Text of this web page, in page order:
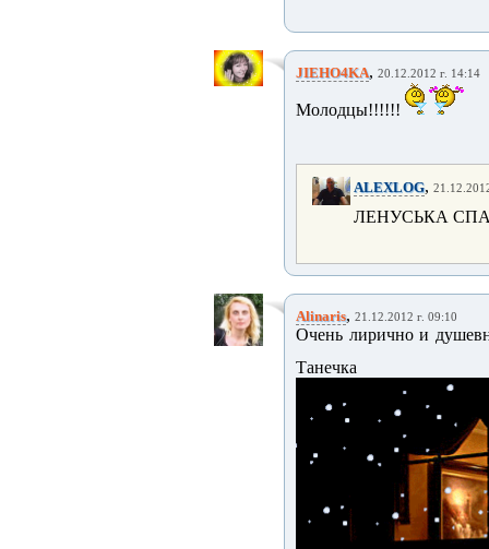
JIEHO4KA, 20.12.2012 г. 14:14
Молодцы!!!!!!
ALEXLOG,
ЛЕНУСЬКА
Alinaris, 21.12.2012 г. 09:10
Очень лирично и